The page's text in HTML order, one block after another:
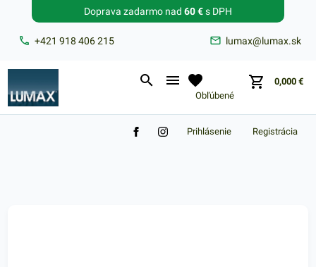
+421 918 406 215 lumax@lumax.sk
Doprava zadarmo nad 60 €s DPH
Obľúbené
0,000 €
Zabudnuté heslo?
Registrácia
Prihlásenie